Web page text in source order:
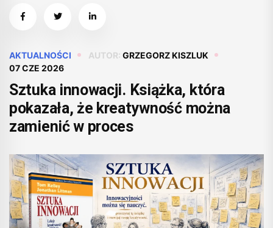
AKTUALNOŚCI AUTOR: GRZEGORZ KISZLUK
07 CZE 2026
Sztuka innowacji. Książka, która
pokazała, że kreatywność można
zamienić w proces